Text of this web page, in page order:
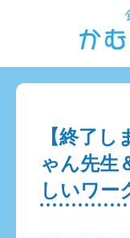
【終了
ゃん先生
しいワー